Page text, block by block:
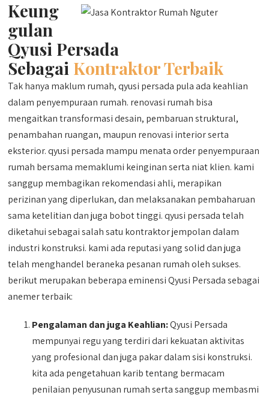
Keung
gulan
Qyusi Persada
Sebagai Kontraktor Terbaik
Tak hanya maklum rumah, qyusi persada pula ada keahlian
dalam penyempuraan rumah. renovasi rumah bisa
mengaitkan transformasi desain, pembaruan struktural,
penambahan ruangan, maupun renovasi interior serta
eksterior. qyusi persada mampu menata order penyempuraan
rumah bersama memaklumi keinginan serta niat klien. kami
sanggup membagikan rekomendasi ahli, merapikan
perizinan yang diperlukan, dan melaksanakan pembaharuan
sama ketelitian dan juga bobot tinggi. qyusi persada telah
diketahui sebagai salah satu kontraktor jempolan dalam
industri konstruksi. kami ada reputasi yang solid dan juga
telah menghandel beraneka pesanan rumah oleh sukses.
berikut merupakan beberapa eminensi Qyusi Persada sebagai
anemer terbaik:
Pengalaman dan juga Keahlian:Qyusi Persada
mempunyai regu yang terdiri dari kekuatan aktivitas
yang profesional dan juga pakar dalam sisi konstruksi.
kita ada pengetahuan karib tentang bermacam
penilaian penyusunan rumah serta sanggup membasmi